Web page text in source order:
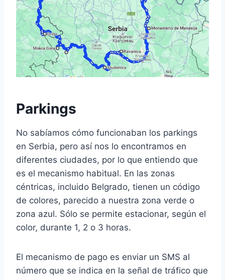
Parkings
No sabíamos cómo funcionaban los parkings
en Serbia, pero así nos lo encontramos en
diferentes ciudades, por lo que entiendo que
es el mecanismo habitual. En las zonas
céntricas, incluido Belgrado, tienen un código
de colores, parecido a nuestra zona verde o
zona azul. Sólo se permite estacionar, según el
color, durante 1, 2 o 3 horas.
El mecanismo de pago es enviar un SMS al
número que se indica en la señal de tráfico que